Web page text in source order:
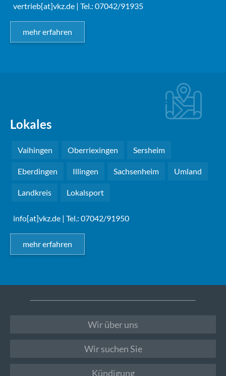
vertrieb[at]vkz.de | Tel.: 07042/91935
mehr erfahren
Lokales
Vaihingen Oberriexingen Sersheim
Eberdingen Illingen Sachsenheim Umland
Landkreis Lokalsport
info[at]vkz.de | Tel.: 07042/91950
mehr erfahren
Wir über uns
Wir suchen Sie
Kündigung